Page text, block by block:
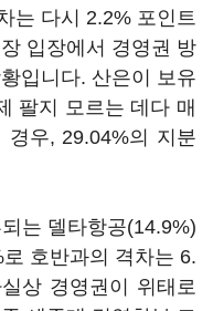
는 다시 2.2% 포인트
입장에서 경영권 방
입니다. 산은이 보유
팔지 모르는 데다 매
경우, 29.04%의 지분
는 델타항공(14.9%)
호반과의 격차는 6.
상 경영권이 위태로